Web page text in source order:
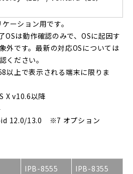
ーション用です。
は動作確認のみで、OSに起因す
外です。最新の対応OSについては
ください。
上で表示される端末に限りま
X v10.6以降
12.0/13.0 ※7 オプション
IPB-8555 IPB-8355